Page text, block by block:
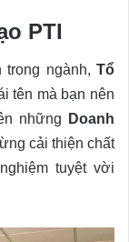
PTI
trong ngành,Tổ
tên mà bạn nên
những
Doanh
cải thiện chất
tuyệt vời